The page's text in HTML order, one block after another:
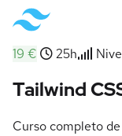
19 € 25h
Tailwind
Curso completo